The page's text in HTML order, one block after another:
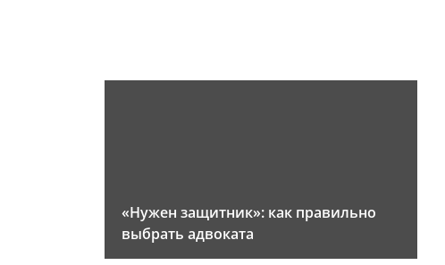
«Нужен защитник»: как правильно
выбрать адвоката